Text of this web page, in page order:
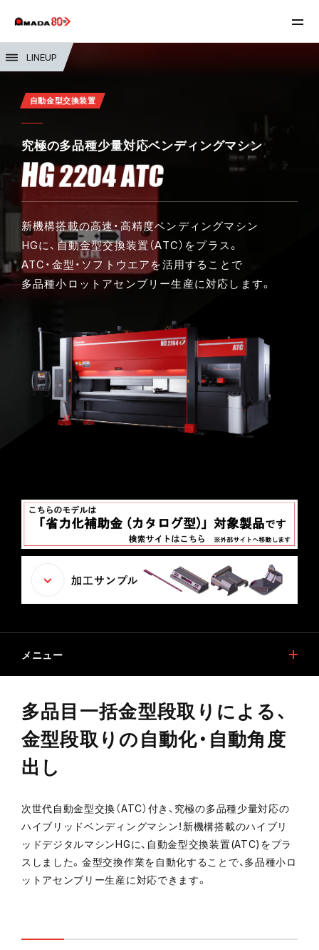
LINEUP
自動金型交換装置
究極の多品種少量対応ベンディングマシン
新機構搭載の高速・高精度ベンディングマシン
HGに、自動金型交換装置（ATC）をプラス。
ATC・金型・ソフトウエアを活用することで
多品種小ロットアセンブリー生産に対応します。
メニュー
加工サンプル オプション
ソフトウエア
稼働の見える化 デジタルカタログ
関連コラム 関連商品
安全ガイドについて(プレスブレーキ（ベンディングマシン）)
多品目一括金型段取りによる、
金型段取りの自動化・自動角度
出し
次世代自動金型交換（ATC）付き、究極の多品種少量対応の
ハイブリッドベンディングマシン！新機構搭載のハイブリ
ッドデジタルマシンHGに、自動金型交換装置(ATC)をプラ
スしました。金型交換作業を自動化することで、多品種小ロ
ットアセンブリー生産に対応できます。